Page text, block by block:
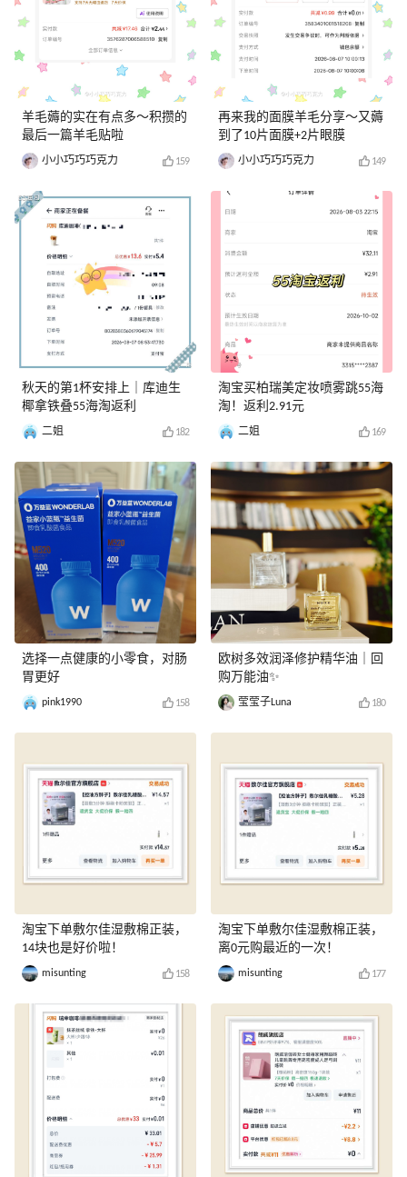
羊毛薅的实在有点多～积攒的
最后一篇羊毛贴啦
小小巧巧巧克力 159
秋天的第1杯安排上｜库迪生
椰拿铁叠55海淘返利
二姐 182
选择一点健康的小零食，对肠
胃更好
pink1990 158
淘宝下单敷尔佳湿敷棉正装，
14块也是好价啦！
misunting 158
再来我的面膜羊毛分享～又薅
到了10片面膜+2片眼膜
小小巧巧巧克力 149
淘宝买柏瑞美定妆喷雾跳55海
淘！返利2.91元
二姐 169
欧树多效润泽修护精华油｜回
购万能油✨
莹莹子Luna 180
淘宝下单敷尔佳湿敷棉正装，
离0元购最近的一次！
misunting 177